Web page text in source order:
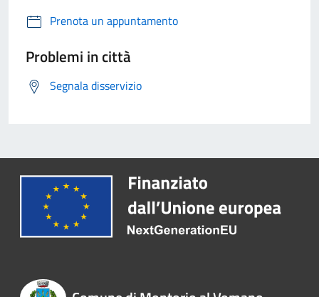
Prenota un appuntamento
Problemi in città
Segnala disservizio